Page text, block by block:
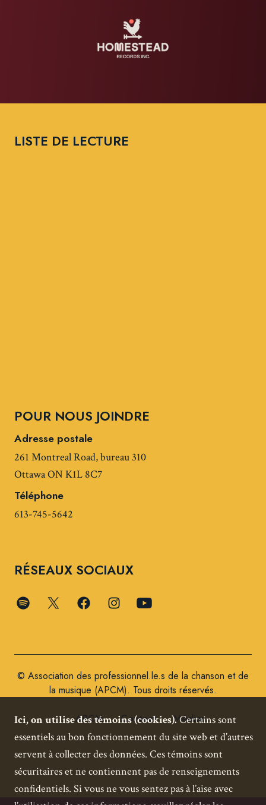
Ici, on utilise des témoins (cookies).Certains sont
essentiels au bon fonctionnement du site web et d’autres
servent à collecter des données. Ces témoins sont
sécuritaires et ne contiennent pas de renseignements
confidentiels. Si vous ne vous sentez pas à l’aise avec
LISTE DE LECTURE
POUR NOUS JOINDRE
Adresse postale
261 Montreal Road, bureau 310
Ottawa ON K1L 8C7
Téléphone
613-745-5642
RÉSEAUX SOCIAUX
© Association des professionnel.le.s de la chanson et de
la musique (APCM). Tous droits réservés.
APCM Contact Médias